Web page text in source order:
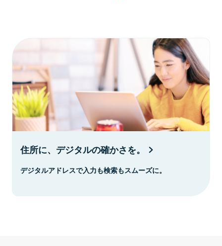
住所に、デジタルの確かさを。
デジタルアドレスで入力も検索もスムーズに。